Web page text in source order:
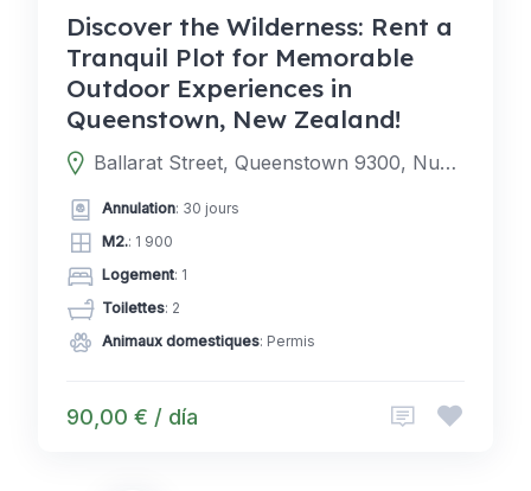
Discover the Wilderness: Rent a
Tranquil Plot for Memorable
Outdoor Experiences in
Queenstown, New Zealand!
Ballarat Street, Queenstown 9300, Nueva Zelanda
Annulation: 30 jours
M2.: 1 900
Logement: 1
Toilettes: 2
Animaux domestiques: Permis
90,00 € / día